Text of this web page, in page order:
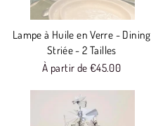
Lampe à Huile en Verre - Dining
Striée - 2 Tailles
À partir de €45.00